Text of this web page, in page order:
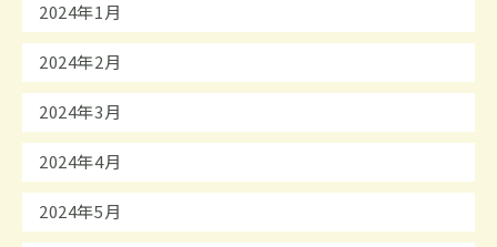
2024年1月
2024年2月
2024年3月
2024年4月
2024年5月